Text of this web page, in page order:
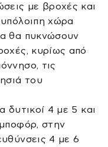
με βροχές και
χώρα
θα πυκνώσουν
κυρίως από
τις
του
δυτικοί 4 με 5 και
στην
4 με 6